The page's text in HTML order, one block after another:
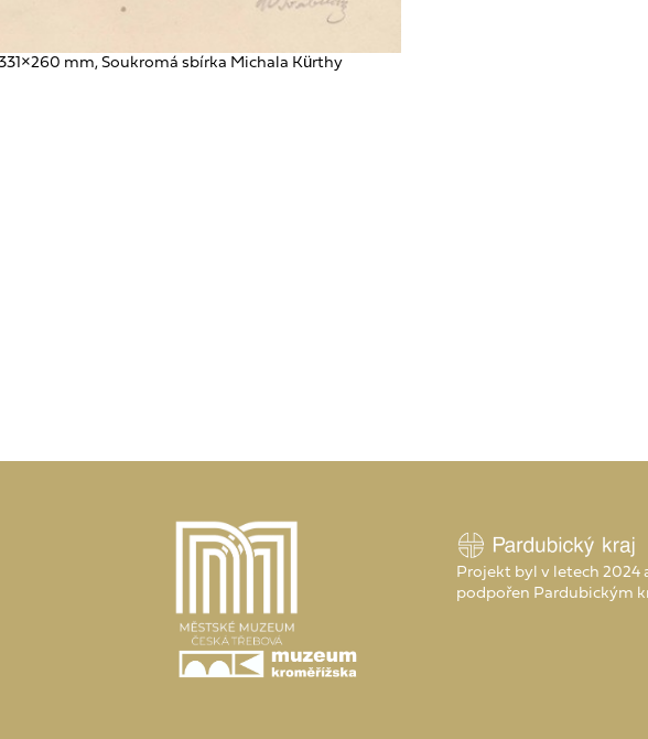
mm, Soukromá sbírka Michala Kürthy
Projekt byl v letech 2024
podpořen Pardubickým